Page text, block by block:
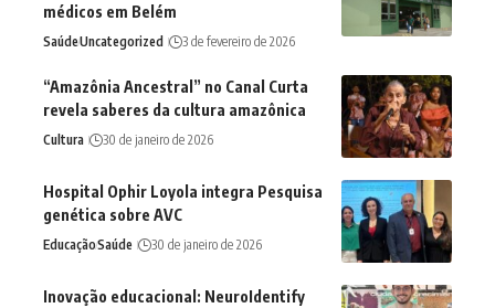
médicos em Belém
SaúdeUncategorized 3 de fevereiro de 2026
“Amazônia Ancestral” no Canal Curta
revela saberes da cultura amazônica
Cultura 30 de janeiro de 2026
Hospital Ophir Loyola integra Pesquisa
genética sobre AVC
EducaçãoSaúde 30 de janeiro de 2026
Inovação educacional: NeuroIdentify